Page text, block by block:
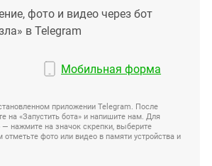
фото и видео через бот
в Telegram
Мобильная форма
приложении Telegram. После
на «Запустить бота» и напишите нам. Для
— нажмите на значок скрепки, выберите
фото или видео в памяти устройства и